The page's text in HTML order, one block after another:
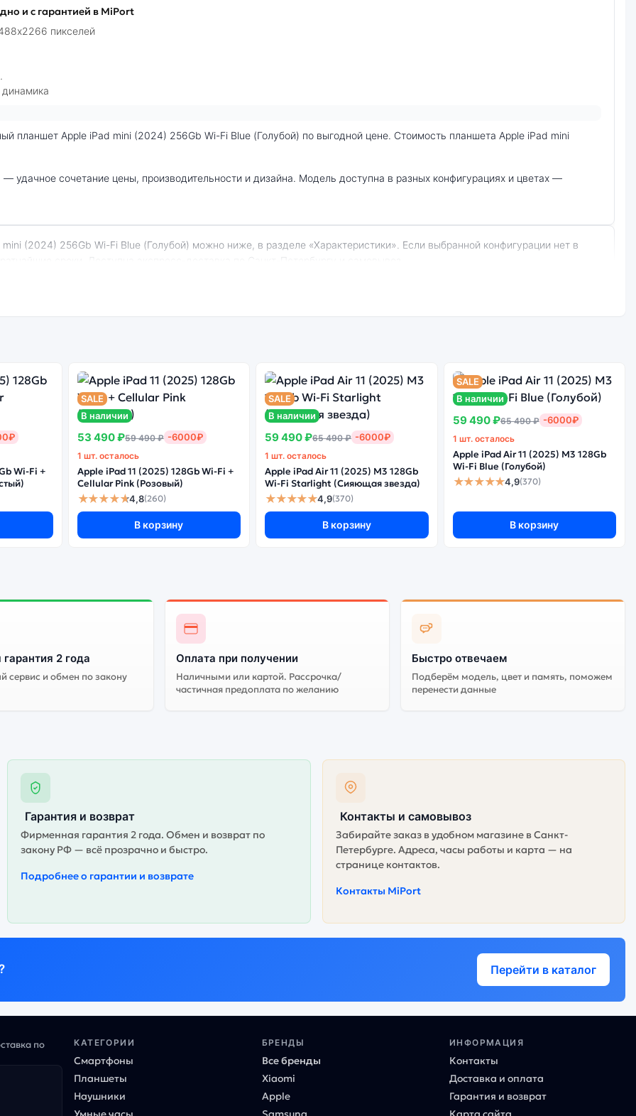
и с гарантией в MiPort
пикселей
сроки. Доступна экспресс-доставка по Санкт-Петербургу и самовывоз.
оболочка
цветов и моделей
сборки
iPad mini (2024)
256Gb Wi-Fi Blue
(Голубой)
версия может стоить дешевле, но корректная работа сервисов не гарантируется.
Wi-Fi +
SALE
В наличии
53 490 ₽59 490 ₽ -6000₽
1 шт. осталось
Apple iPad 11 (2025) 128Gb Wi-Fi +
Cellular Pink (Розовый)
★★★★★4,8(260)
В корзину
SALE
В наличии
59 490 ₽65 490 ₽ -6000₽
1 шт. осталось
Apple iPad Air 11 (2025) M3 128Gb
Wi-Fi Starlight (Сияющая звезда)
★★★★★4,9(370)
В корзину
SALE
В наличии
59 490 ₽65 490 ₽ -6000₽
1 шт. осталось
Apple iPad Air 11 (2025) M3 128Gb
Wi-Fi Blue (Голубой)
★★★★★4,9(370)
В корзину
2 года
сервис и обмен по закону
Оплата при получении
Наличными или картой. Рассрочка/
частичная предоплата по желанию
Быстро отвечаем
Подберём модель, цвет и память, поможем
перенести данные
Гарантия и возврат
Фирменная гарантия 2 года. Обмен и возврат по
закону РФ — всё прозрачно и быстро.
Подробнее о гарантии и возврате
Контакты и самовывоз
Забирайте заказ в удобном магазине в Санкт-
Петербурге. Адреса, часы работы и карта — на
странице контактов.
Контакты MiPort
Перейти в каталог
по
КАТЕГОРИИ
Смартфоны
Планшеты
Наушники
БРЕНДЫ
Все бренды
Xiaomi
Apple
ИНФОРМАЦИЯ
Контакты
Доставка и оплата
Гарантия и возврат